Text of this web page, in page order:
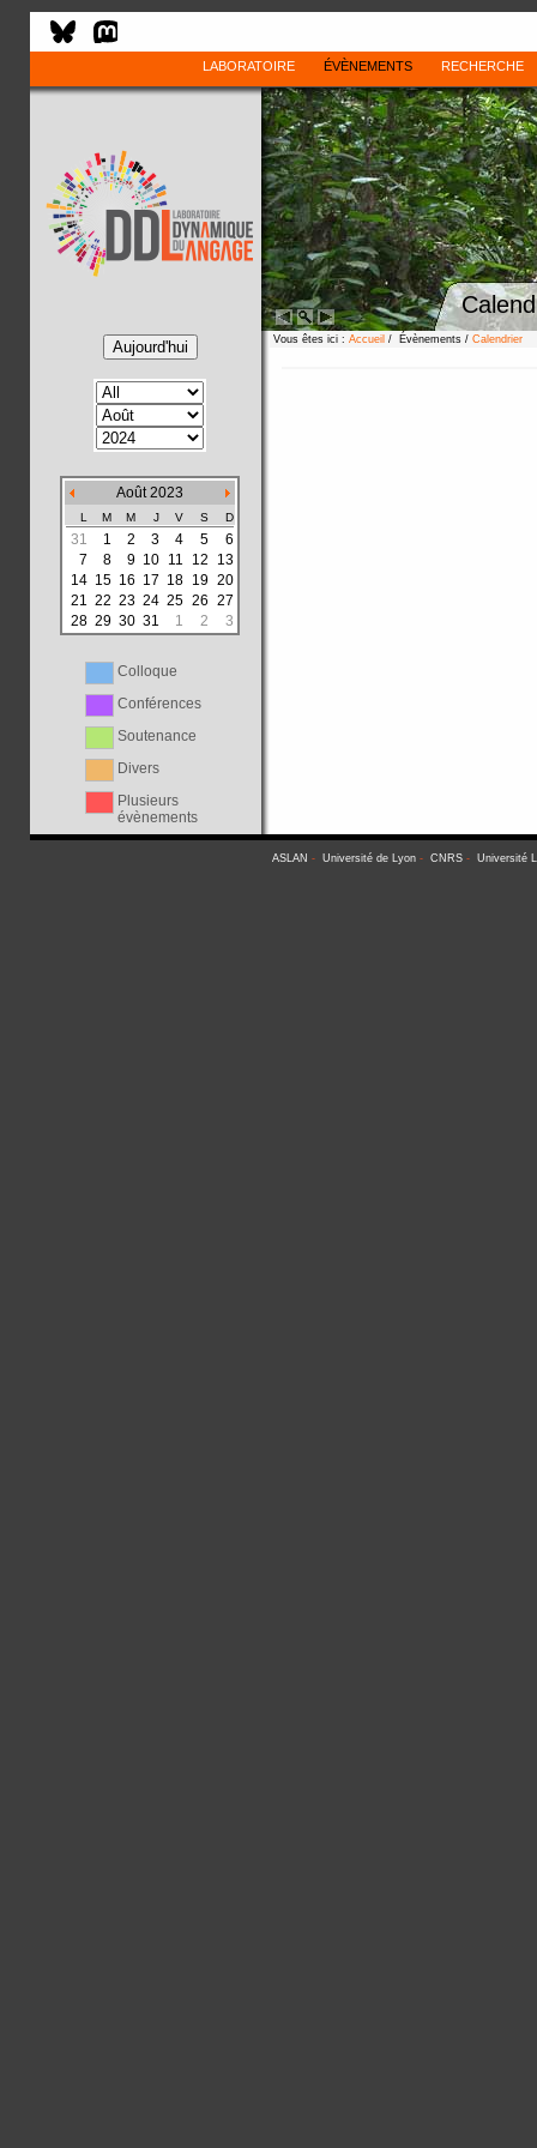
LABORATOIRE ÉVÈNEMENTS RECHERCHE
Août 2023
L M M J V S D
31 1 2 3 4 5
6
7
8 9 10 11 12
13
14 15 16 17 18 19 20
21 22 23 24 25 26 27
28 29 30 31 1 2 3
Colloque
Conférences
Soutenance
Divers
Plusieurs
évènements
Vous êtes ici : Accueil / Évènements / Calendrier
ASLAN - Université de Lyon- CNRS- Université